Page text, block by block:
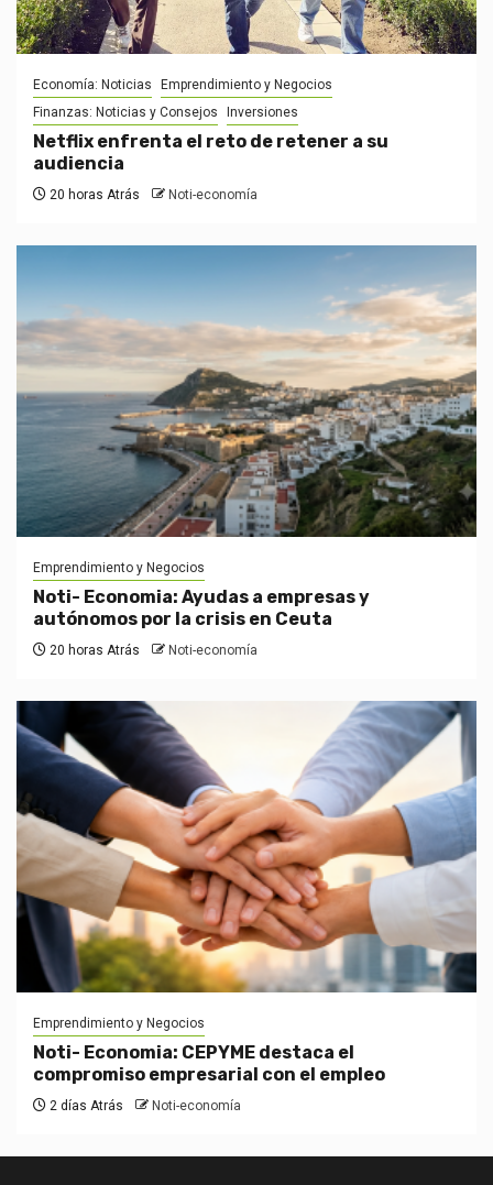
Economía: Noticias
Emprendimiento y Negocios
Finanzas: Noticias y Consejos
Inversiones
Netflix enfrenta el reto de retener a su
audiencia
20 horas Atrás Noti-economía
Emprendimiento y Negocios
Noti- Economia: Ayudas a empresas y
autónomos por la crisis en Ceuta
20 horas Atrás Noti-economía
Emprendimiento y Negocios
Noti- Economia: CEPYME destaca el
compromiso empresarial con el empleo
2 días Atrás Noti-economía